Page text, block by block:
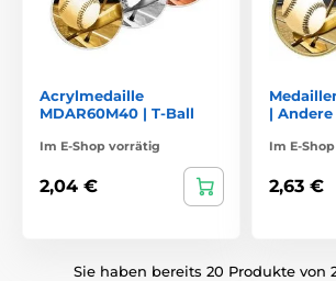
Acrylmedaille
MDAR60M40 | T-Ball
Im E-Shop vorrätig
2,04 €
| Andere
Im E-
2,63 €
Sie haben bereits 20 Produkte von